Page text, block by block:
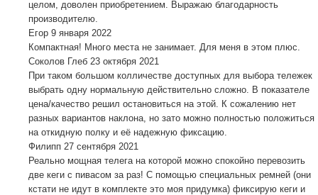
целом, доволен приобретением. Выражаю благодарность
производителю.
Егор 9 января 2022
Компактная! Много места не занимает. Для меня в этом плюс.
Соколов Глеб 23 октября 2021
При таком большом колличестве доступных для выбора тележек
выбрать одну нормальную действительно сложно. В показателе
цена/качество решил остановиться на этой. К сожалению нет
разных вариантов наклона, но зато можно полностью положиться
на откидную полку и её надежную фиксацию.
Филипп 27 сентября 2021
Реально мощная телега на которой можно спокойно перевозить
две кеги с пивасом за раз! С помощью специальных ремней (они
кстати не идут в комплекте это моя придумка) фиксирую кеги и